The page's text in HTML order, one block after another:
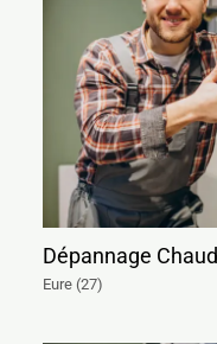
Dépannage
Eure (27)